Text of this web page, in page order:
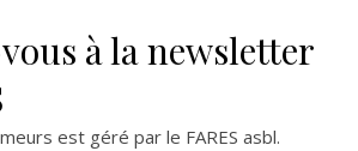
à la newsletter
est géré par le FARES asbl.